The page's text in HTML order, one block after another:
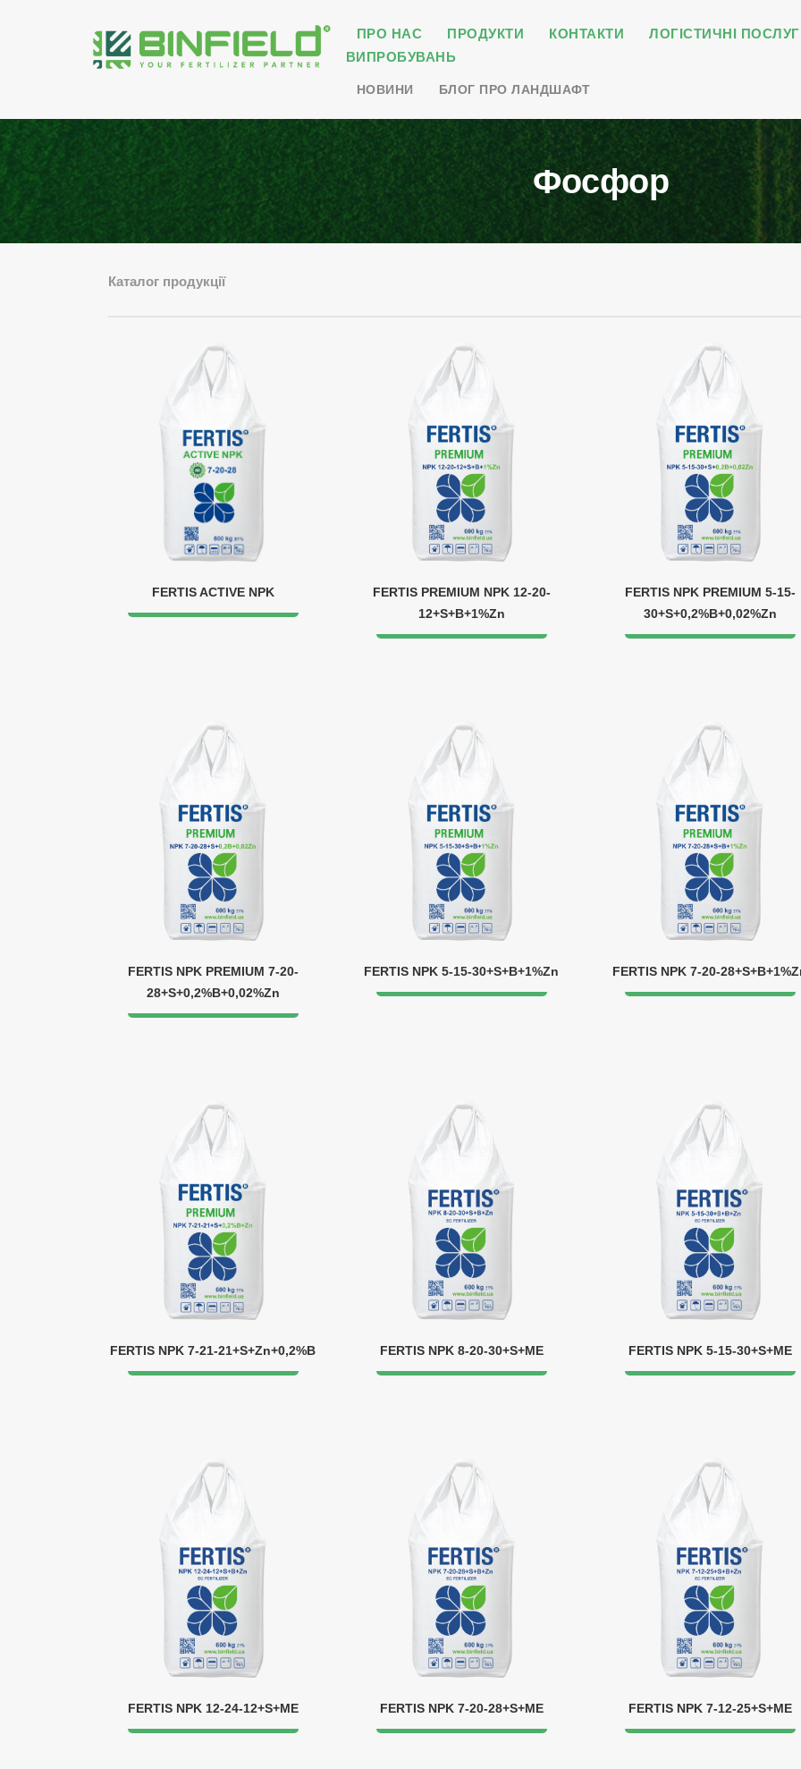
ПРО НАС ПРОДУКТИ КОНТАКТИ
ЛОГІСТИЧНІ
ВИПРОБУВАНЬ
НОВИНИ БЛОГ ПРО ЛАНДШАФТ
Фосфор
Каталог продукції
FERTIS ACTIVE NPK
FERTIS PREMIUM NPK 12-20-
12+S+B+1%Zn
FERTIS NPK PREMIUM 5-15-
30+S+0,2%B+0,02%Zn
FERTIS NPK PREMIUM 7-20-
28+S+0,2%B+0,02%Zn
FERTIS NPK 5-15-30+S+B+1%Zn FERTIS NPK 7-20-
FERTIS NPK 7-21-21+S+Zn+0,2%B FERTIS NPK 8-20-30+S+ME FERTIS NPK 5-15-30+S+ME
FERTIS NPK 12-24-12+S+ME FERTIS NPK 7-20-28+S+ME FERTIS NPK 7-12-25+S+ME